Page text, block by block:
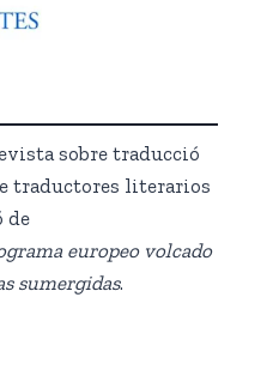
sobre traducció
traductores literarios
de
europeo volcado
sumergidas.